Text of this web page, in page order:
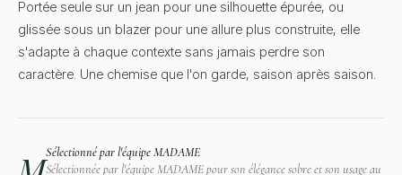
Portée seule sur un jean pour une silhouette épurée, ou
glissée sous un blazer pour une allure plus construite, elle
s'adapte à chaque contexte sans jamais perdre son
caractère. Une chemise que l'on garde, saison après saison.
Sélectionné par l'équipe MADAME
Sélectionnée par l'équipe MADAME pour son élégance sobre et son usage au